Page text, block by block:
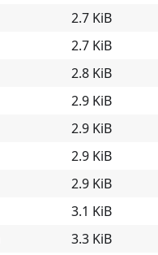
2.7 KiB
2.7 KiB
2.8 KiB
2.9 KiB
2.9 KiB
2.9 KiB
2.9 KiB
3.1 KiB
3.3 KiB